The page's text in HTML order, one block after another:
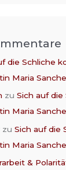
die Schliche
Maria
zuSich auf die
Maria
zuSich auf die
Maria
&